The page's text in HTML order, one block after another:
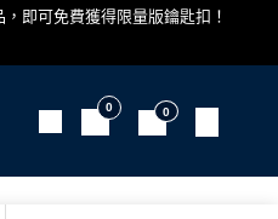
即可免費獲得限量版鑰匙扣！
0 0